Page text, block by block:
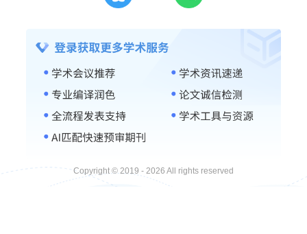
Copyright © 2019 - 2026 All rights reserved